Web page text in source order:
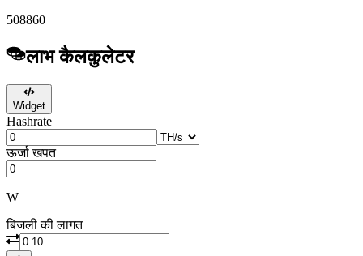
508860
लाभ कैलकुलेटर
Widget
Hashrate
ऊर्जा खपत
W
बिजली की लागत